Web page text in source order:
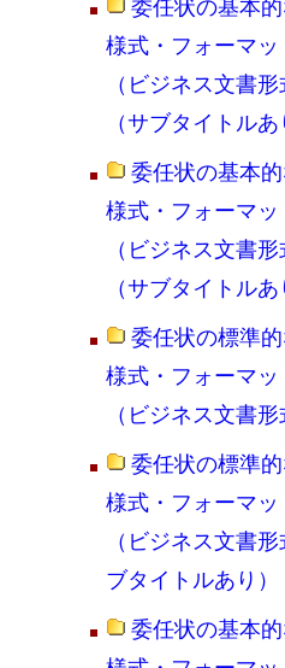
委任状の基本
様式・フォーマッ
（ビジネス文書
（サブタイトルあ
委任状の基本
様式・フォーマッ
（ビジネス文書
（サブタイトル
委任状の標準
様式・フォーマッ
（ビジネス文書形
委任状の標準
様式・フォーマッ
（ビジネス文書
ブタイトルあり）
委任状の基本